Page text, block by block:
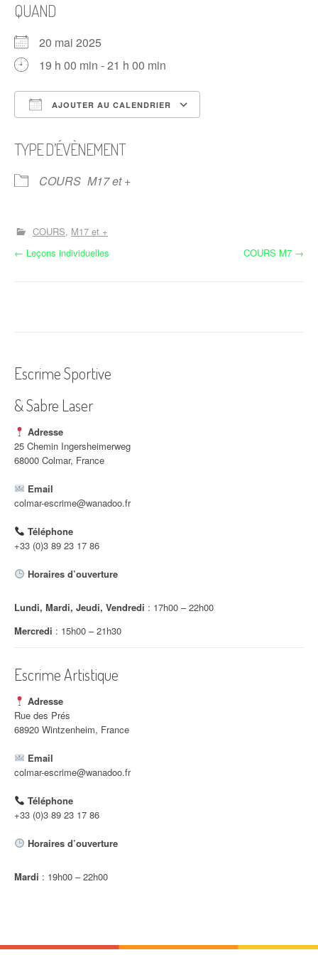
QUAND
20 mai 2025
19 h 00 min - 21 h 00 min
AJOUTER AU CALENDRIER
TYPE D’ÉVÈNEMENT
COURS M17 et +
COURS M17 et +
N
g
a
t
i
o
n
d
'
a
t
i
c
l
e
← Leçons individuelles COURS M7 →
Escrime Sportive
& Sabre Laser
Adresse
25 Chemin Ingersheimerweg
68000 Colmar, France
Email
colmar-escrime@wanadoo.fr
Téléphone
+33 (0)3 89 23 17 86
Horaires d’ouverture
Lundi, Mardi, Jeudi, Vendredi : 17h00 – 22h00
Mercredi : 15h00 – 21h30
Escrime Artistique
Adresse
Rue des Prés
68920 Wintzenheim, France
Email
colmar-escrime@wanadoo.fr
Téléphone
+33 (0)3 89 23 17 86
Horaires d’ouverture
Mardi : 19h00 – 22h00